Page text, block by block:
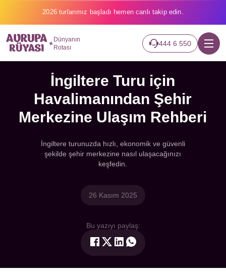
2026 turlarımız başladı hemen canlı takip edin.
Dünyanın
Rotası
444 6 550
İngiltere Turu için
Havalimanından Şehir
Merkezine Ulaşım Rehberi
İngiltere turunuzda hızlı, ekonomik ve güvenli
şekilde şehir merkezine nasıl ulaşacağınızı
keşfedin.
26 Kasım 2025
Bu yazıyı paylaş: